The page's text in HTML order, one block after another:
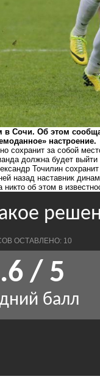
в Сочи. Об этом
настроение.
сохранит за собой
должна будет
Точилин
назад наставник
об этом в